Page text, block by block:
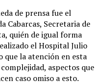
de prensa fue el
Cabarcas, Secretaria de
quién de igual forma
el Hospital Julio
que la atención en esta
aspectos que
caso omiso a esto.